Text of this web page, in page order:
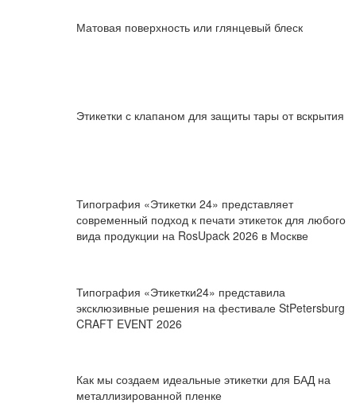
Матовая поверхность или глянцевый блеск
Этикетки с клапаном для защиты тары от вскрытия
Типография «Этикетки 24» представляет
современный подход к печати этикеток для любого
вида продукции на RosUpack 2026 в Москве
Типография «Этикетки24» представила
эксклюзивные решения на фестивале StPetersburg
CRAFT EVENT 2026
Как мы создаем идеальные этикетки для БАД на
металлизированной пленке